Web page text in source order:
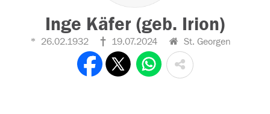
Inge Käfer (geb. Irion)
26.02.1932 19.07.2024 St. Georgen